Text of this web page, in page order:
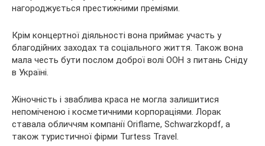
нагороджується престижними преміями.
Крім концертної діяльності вона приймає участь у
благодійних заходах та соціального життя. Також вона
мала честь бути послом доброї волі ООН з питань Сніду
в Україні.
Жіночність і зваблива краса не могла залишитися
непоміченою і косметичними корпораціями. Лорак
ставала обличчям компанії Oriflame, Schwarzkopdf, а
також туристичної фірми Turtess Travel.